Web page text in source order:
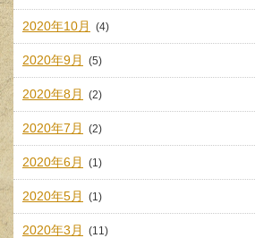
2020年10月 (4)
2020年9月 (5)
2020年8月 (2)
2020年7月 (2)
2020年6月 (1)
2020年5月 (1)
2020年3月 (11)